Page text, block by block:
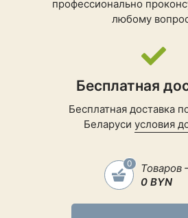
беспроводная
Поддержка карт
памяти
Количество
Формат SIM-карты
профессионально
любому
Бесплатная
Бесплатная доставка
Беларуси условия
0
Товаров
0 BYN